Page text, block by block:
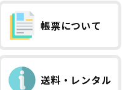
帳票について
送料・レンタル